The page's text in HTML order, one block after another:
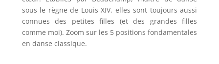
sous le règne de Louis XIV, elles sont toujours aussi
connues des petites filles (et des grandes filles
comme moi). Zoom sur les 5 positions fondamentales
en danse classique.